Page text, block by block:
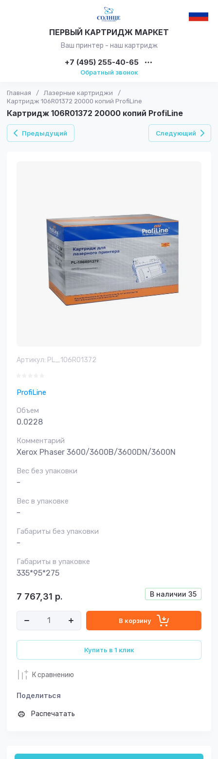
ПЕРВЫЙ КАРТРИДЖ МАРКЕТ
Ваш принтер - наш картридж
+7 (495) 255-40-65
Обратный звонок
Главная / Лазерные картриджи
/
Картридж 106R01372 20000 копий ProfiLine
Картридж 106R01372 20000 копий ProfiLine
Предыдущий Следующий
Артикул: PL_106R01372
ProfiLine
Объем
0.0228
Комментарий
Xerox Phaser 3600/3600B/3600DN/3600N
Вес без упаковки
-
Вес в упаковке
-
Габариты без упаковки
-
Габариты в упаковке
335*95*275
В наличии 35
7 767,31 р.
В корзину
Купить в 1 клик
К сравнению
Поделиться
Распечатать